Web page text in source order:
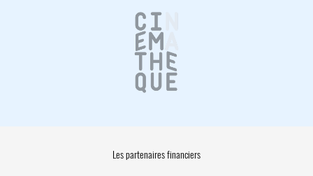
Les partenaires financiers